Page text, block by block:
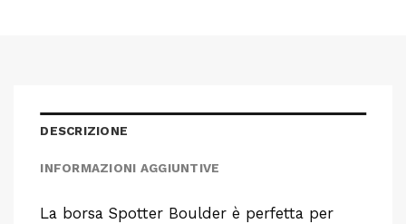
DESCRIZIONE
INFORMAZIONI AGGIUNTIVE
La borsa Spotter Boulder è perfetta per